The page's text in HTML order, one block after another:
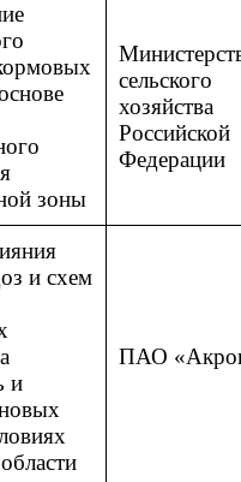
зоны
сельского
хозяйства
Российской
Федерации
и схем
и
ПАО